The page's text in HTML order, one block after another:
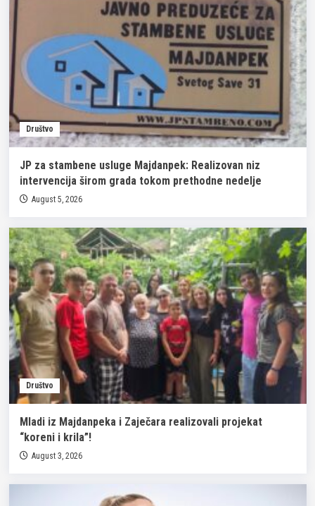
Društvo
JP za stambene usluge Majdanpek: Realizovan niz
intervencija širom grada tokom prethodne nedelje
August 5, 2026
Društvo
Mladi iz Majdanpeka i Zaječara realizovali projekat
“koreni i krila”!
August 3, 2026